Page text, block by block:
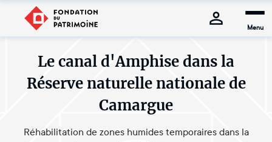
Menu
Le canal d'Amphise dans la
Réserve naturelle nationale de
Camargue
Réhabilitation de zones humides temporaires dans la